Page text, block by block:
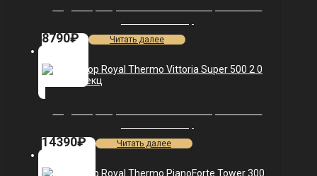
8790₽ Читать далее
14390₽ Читать далее